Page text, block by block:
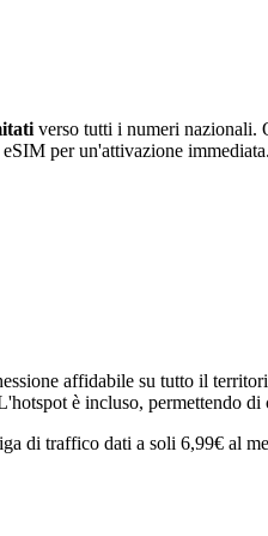
verso tutti i numeri nazionali.
per un'attivazione immediata.
affidabile su tutto il
è incluso, permettendo
di traffico dati a soli 6,99€ al